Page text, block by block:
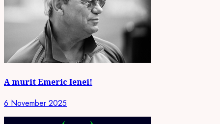
A murit Emeric Ienei!
6 November 2025